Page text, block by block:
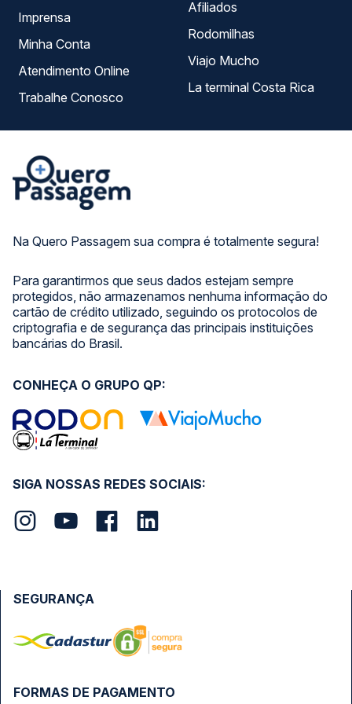
Na Quero Passagem sua compra é totalmente segura!
Para garantirmos que seus dados estejam sempre
protegidos, não armazenamos nenhuma informação do
cartão de crédito utilizado, seguindo os protocolos de
criptografia e de segurança das principais instituições
bancárias do Brasil.
Imprensa
Minha Conta
Atendimento Online
Trabalhe Conosco
Afiliados
Rodomilhas
Viajo Mucho
La terminal Costa Rica
SIGA NOSSAS REDES SOCIAIS:
CONHEÇA O GRUPO QP:
FORMAS DE PAGAMENTO
SEGURANÇA